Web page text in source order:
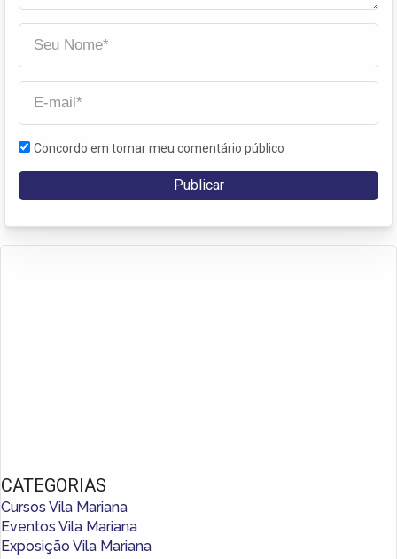
Concordo em tornar meu comentário público
CATEGORIAS
Cursos Vila Mariana
Eventos Vila Mariana
Exposição Vila Mariana